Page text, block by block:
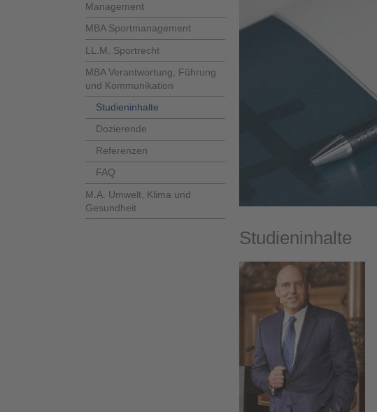
Management
MBA Sportmanagement
LL.M. Sportrecht
MBA Verantwortung, Führung
und Kommunikation
Studieninhalte
Dozierende
Referenzen
FAQ
M.A. Umwelt, Klima und
Gesundheit
Studieninhalte